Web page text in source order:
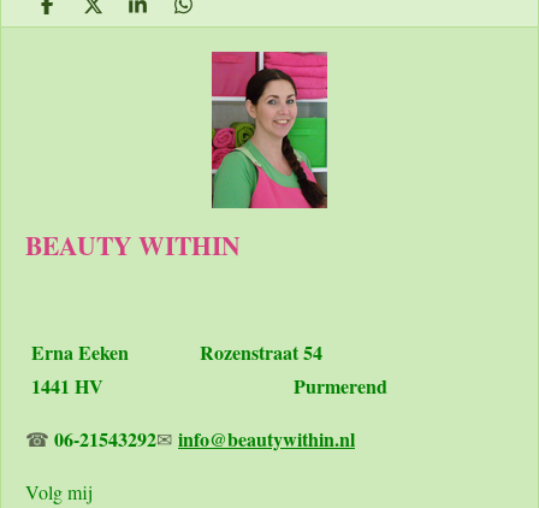
D
e
D
e
S
h
D
e
BEAUTY WITHIN
Erna Eeken Rozenstraat 54
1441 HV Purmerend
☎ 06-21543292✉ info@beautywithin.nl
Volg mij